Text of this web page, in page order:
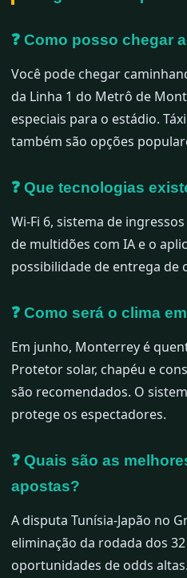
❓ Como posso chegar
Você pode chegar
da Linha 1 do Metrô de
especiais para o estádio.
também são opções
❓ Que tecnologias
Wi-Fi 6, sistema de
de multidões com IA e o
possibilidade de entrega de
❓ Como será o clima
Em junho, Monterrey é
Protetor solar, chapéu e
são recomendados. O
protege os espectadores.
❓ Quais são as
apostas?
A disputa Tunísia-Japão no
eliminação da rodada dos
oportunidades de odds